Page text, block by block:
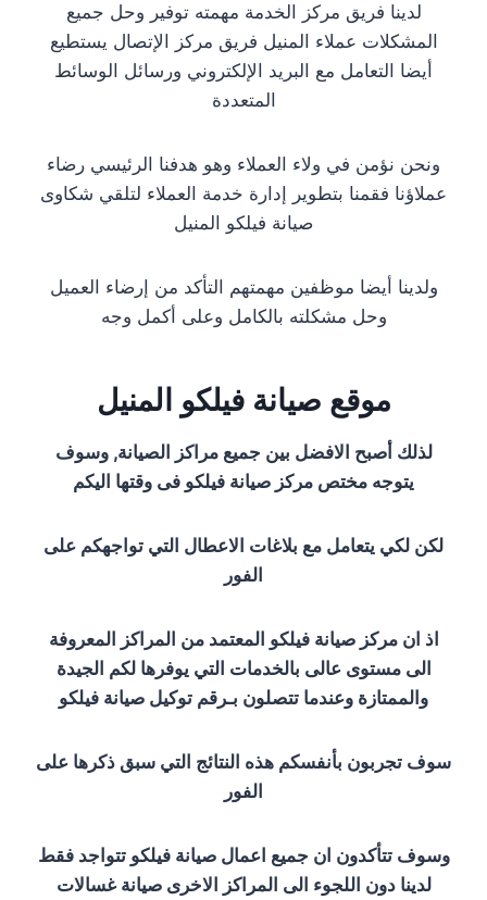
لدينا فريق مركز الخدمة مهمته توفير وحل جميع
المشكلات عملاء المنيل فريق مركز الإتصال يستطيع
أيضا التعامل مع البريد الإلكتروني ورسائل الوسائط
المتعددة
ونحن نؤمن في ولاء العملاء وهو هدفنا الرئيسي رضاء
عملاؤنا فقمنا بتطوير إدارة خدمة العملاء لتلقي شكاوى
صيانة فيلكو المنيل
ولدينا أيضا موظفين مهمتهم التأكد من إرضاء العميل
وحل مشكلته بالكامل وعلى أكمل وجه
موقع صيانة فيلكو المنيل
لذلك أصبح الافضل بين جميع مراكز الصيانة, وسوف
يتوجه مختص مركز صيانة فيلكو فى وقتها اليكم
لكن لكي يتعامل مع بلاغات الاعطال التي تواجهكم على
الفور
اذ ان مركز صيانة فيلكو المعتمد من المراكز المعروفة
الى مستوى عالى بالخدمات التي يوفرها لكم الجيدة
والممتازة وعندما تتصلون بـرقم توكيل صيانة فيلكو
سوف تجربون بأنفسكم هذه النتائج التي سبق ذكرها على
الفور
وسوف تتأكدون ان جميع اعمال صيانة فيلكو تتواجد فقط
لدينا دون اللجوء الى المراكز الاخرى صيانة غسالات